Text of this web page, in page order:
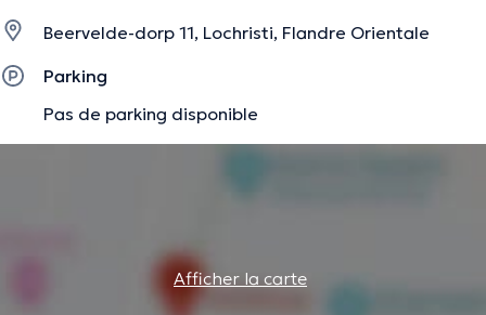
Beervelde-dorp 11, Lochristi, Flandre Orientale
Parking
Pas de parking disponible
Afficher la carte